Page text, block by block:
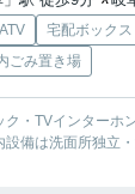
宅配ボックス
ごみ置き場
・TVインターホ
備は洗面所独立